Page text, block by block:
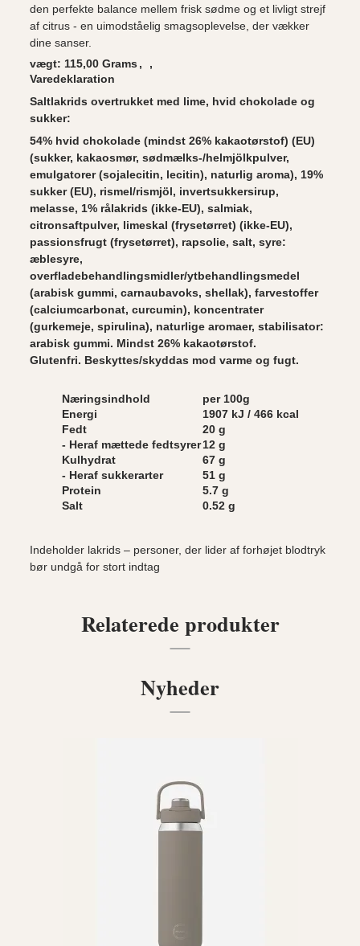
den perfekte balance mellem frisk sødme og et livligt strejf
af citrus - en uimodståelig smagsoplevelse, der vækker
dine sanser.
vægt: 115,00 Grams
Varedeklaration
Saltlakrids overtrukket med lime, hvid chokolade og
sukker:
54% hvid chokolade (mindst 26% kakaotørstof) (EU)
(sukker, kakaosmør,sødmælks-/helmjölkpulver,
emulgatorer (sojalecitin, lecitin), naturlig aroma), 19%
sukker (EU), rismel/rismjöl, invertsukkersirup,
melasse, 1% rålakrids (ikke-EU), salmiak,
citronsaftpulver, limeskal (frysetørret) (ikke-EU),
passionsfrugt (frysetørret), rapsolie, salt, syre:
æblesyre,
overfladebehandlingsmidler/ytbehandlingsmedel
(arabisk gummi, carnaubavoks, shellak), farvestoffer
(calciumcarbonat, curcumin), koncentrater
(gurkemeje, spirulina), naturlige aromaer, stabilisator:
arabisk gummi. Mindst 26% kakaotørstof.
Glutenfri. Beskyttes/skyddas mod varme og fugt.
Næringsindhold
per 100g
Energi
1907 kJ / 466 kcal
Fedt
20 g
- Heraf mættede fedtsyrer12 g
Kulhydrat
67 g
- Heraf sukkerarter
51 g
Protein
5.7 g
Salt
0.52 g
Indeholder lakrids – personer, der lider af forhøjet blodtryk
bør undgå for stort indtag
Relaterede produkter
Nyheder